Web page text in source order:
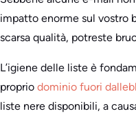
impatto enorme sul vostro
scarsa qualità, potreste
L’igiene delle liste è
proprio dominio fuori dalle
liste nere disponibili, a